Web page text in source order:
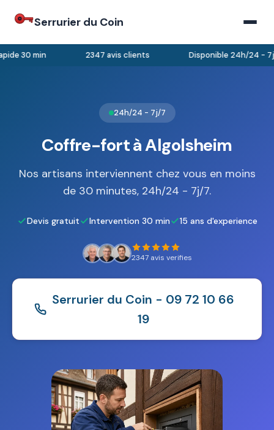
Serrurier du Coin
30 min 2347 avis clients Disponible 24h/24 - 7j/
24h/24 - 7j/7
Coffre-fort à Algolsheim
Nos artisans interviennent chez vous en moins
de 30 minutes, 24h/24 - 7j/7.
Devis gratuit Intervention 30 min 15 ans d'experience
2347 avis verifies
Serrurier du Coin - 09 72 10 66
19